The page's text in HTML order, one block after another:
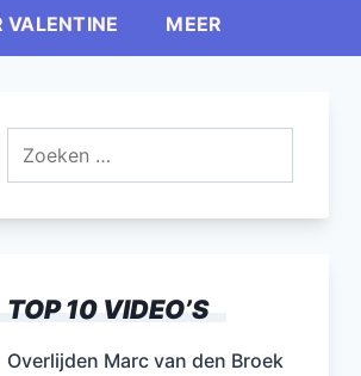
VALENTINE MEER
TOP 10 VIDEO’S
Overlijden Marc van den Broek